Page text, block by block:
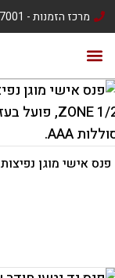
מרכז הזמנות - 053-3907001
פנס אישי מוגן נפיצות